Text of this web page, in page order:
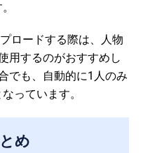
ロードする際は、人物
用するのがおすすめし
でも、自動的に1人のみ
っています。
め